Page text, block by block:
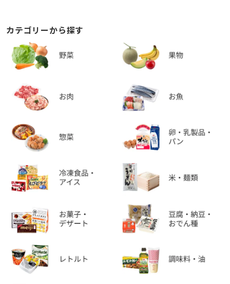
カテゴリーから探す